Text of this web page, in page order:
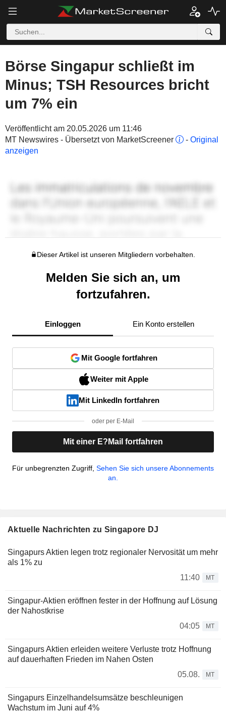
Börse Singapur schließt im
Minus; TSH Resources bricht
um 7% ein
Veröffentlicht am 20.05.2026 um 11:46
MT Newswires - Übersetzt von MarketScreener
- Original
anzeigen
Dieser Artikel ist unseren Mitgliedern vorbehalten.
Melden Sie sich an, um
fortzufahren.
Einloggen Ein Konto erstellen
Mit Google fortfahren
Weiter mit Apple
Mit LinkedIn fortfahren
oder per E-Mail
Mit einer E?Mail fortfahren
Für unbegrenzten Zugriff, Sehen Sie sich unsere Abonnements
an.
Aktuelle Nachrichten zu Singapore DJ
Singapurs Aktien legen trotz regionaler Nervosität um mehr
als 1% zu
11:40
MT
Singapur-Aktien eröffnen fester in der Hoffnung auf Lösung
der Nahostkrise
04:05
MT
Singapurs Aktien erleiden weitere Verluste trotz Hoffnung
auf dauerhaften Frieden im Nahen Osten
05.08.
MT
Singapurs Einzelhandelsumsätze beschleunigen
Wachstum im Juni auf 4%